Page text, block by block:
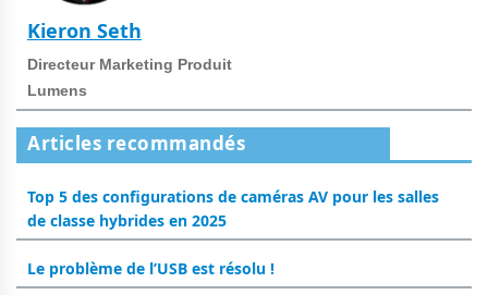
Kieron Seth
Directeur Marketing Produit
Lumens
Articles recommandés
Top 5 des configurations de caméras AV pour les salles
de classe hybrides en 2025
Le problème de l’USB est résolu !